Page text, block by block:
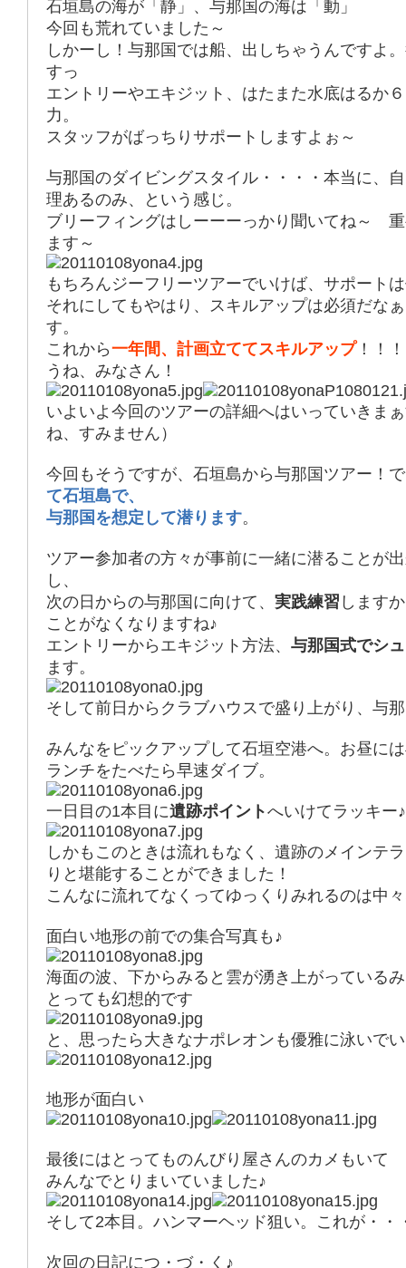
石垣島の海が「静」、与那国の海は「動」
今回も荒れていました～
しかーし！与那国では船、出しちゃうんですよ
すっ
エントリーやエキジット、はたまた水底はるか
力。
スタッフがばっちりサポートしますよぉ～
与那国のダイビングスタイル・・・・本当に、
理あるのみ、という感じ。
ブリーフィングはしーーーっかり聞いてね～
ます～
もちろんジーフリーツアーでいけば、サポート
それにしてもやはり、スキルアップは必須だな
す。
これから一年間、計画立ててスキルアップ！！
うね、みなさん！
いよいよ今回のツアーの詳細へはいっていきま
ね、すみません）
今回もそうですが、石垣島から与那国ツアー！
て石垣島で、
与那国を想定して潜ります。
ツアー参加者の方々が事前に一緒に潜ることが
し、
次の日からの与那国に向けて、 実践練習 します
ことがなくなりますね♪
エントリーからエキジット方法、 与那国式でシ
ます。
そして前日からクラブハウスで盛り上がり、与
みんなをピックアップして石垣空港へ。お昼に
ランチをたべたら早速ダイブ。
一日目の1本目に遺跡ポイントへいけてラッキー
しかもこのときは流れもなく、遺跡のメインテ
りと堪能することができました！
こんなに流れてなくってゆっくりみれるのは中
面白い地形の前での集合写真も♪
海面の波、下からみると雲が湧き上がっている
とっても幻想的です
と、思ったら大きなナポレオンも優雅に泳いで
地形が面白い
最後にはとってものんびり屋さんのカメもいて
みんなでとりまいていました♪
そして2本目。ハンマーヘッド狙い。これが・・
次回の日記につ・づ・く♪